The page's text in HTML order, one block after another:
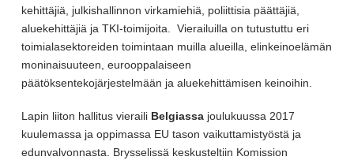
kehittäjiä, julkishallinnon virkamiehiä, poliittisia päättäjiä,
aluekehittäjiä ja TKI-toimijoita. Vierailuilla on tutustuttu eri
toimialasektoreiden toimintaan muilla alueilla, elinkeinoelämän
moninaisuuteen, eurooppalaiseen
päätöksentekojärjestelmään ja aluekehittämisen keinoihin.
Lapin liiton hallitus vieraili Belgiassa joulukuussa 2017
kuulemassa ja oppimassa EU tason vaikuttamistyöstä ja
edunvalvonnasta. Brysselissä keskusteltiin Komission